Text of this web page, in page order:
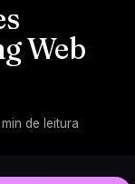
Web
min de leitura